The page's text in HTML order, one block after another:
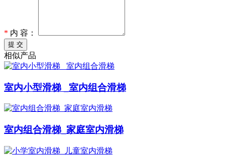
* 内 容：
提 交
相似产品
室内小型滑梯 _室内组合滑梯
室内组合滑梯_家庭室内滑梯